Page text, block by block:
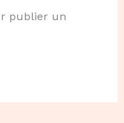
publier un